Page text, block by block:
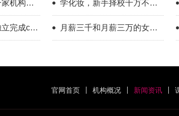
机构教
学化妆，新手择校千万不要
只看外表
完成cos
得到
月薪三千和月薪三万的女
生，差的是一门可变现的手
官网首页 机构概况 新闻资讯